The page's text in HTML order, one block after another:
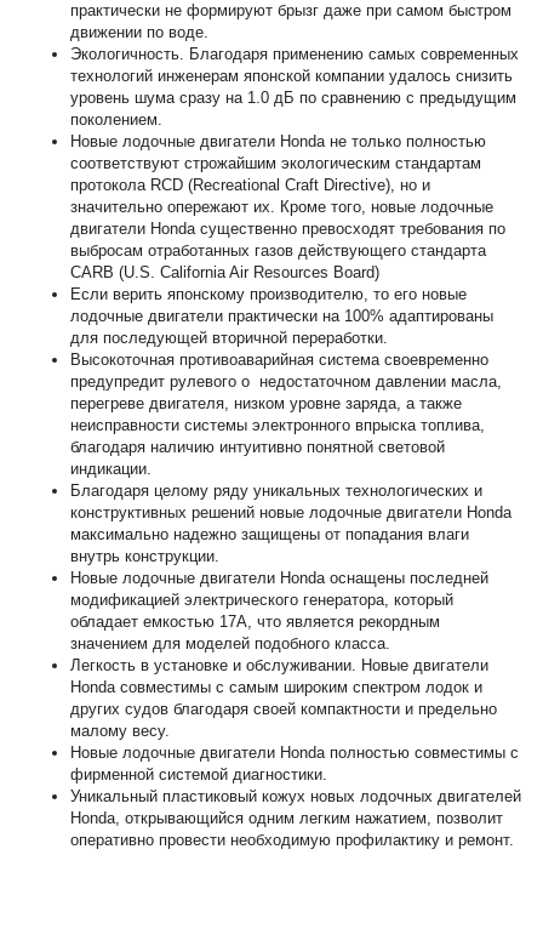
практически не формируют брызг даже при самом быстром
движении по воде.
Экологичность. Благодаря применению самых современных
технологий инженерам японской компании удалось снизить
уровень шума сразу на 1.0 дБ по сравнению с предыдущим
поколением.
Новые лодочные двигатели Honda не только полностью
соответствуют строжайшим экологическим стандартам
протокола RCD (Recreational Craft Directive), но и
значительно опережают их. Кроме того, новые лодочные
двигатели Honda существенно превосходят требования по
выбросам отработанных газов действующего стандарта
CARB (U.S. California Air Resources Board)
Если верить японскому производителю, то его новые
лодочные двигатели практически на 100% адаптированы
для последующей вторичной переработки.
Высокоточная противоаварийная система своевременно
предупредит рулевого о недостаточном давлении масла,
перегреве двигателя, низком уровне заряда, а также
неисправности системы электронного впрыска топлива,
благодаря наличию интуитивно понятной световой
индикации.
Благодаря целому ряду уникальных технологических и
конструктивных решений новые лодочные двигатели Honda
максимально надежно защищены от попадания влаги
внутрь конструкции.
Новые лодочные двигатели Honda оснащены последней
модификацией электрического генератора, который
обладает емкостью 17А, что является рекордным
значением для моделей подобного класса.
Легкость в установке и обслуживании. Новые двигатели
Honda совместимы с самым широким спектром лодок и
других судов благодаря своей компактности и предельно
малому весу.
Новые лодочные двигатели Honda полностью совместимы с
фирменной системой диагностики.
Уникальный пластиковый кожух новых лодочных двигателей
Honda, открывающийся одним легким нажатием, позволит
оперативно провести необходимую профилактику и ремонт.